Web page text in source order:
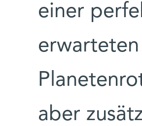
einer
aber